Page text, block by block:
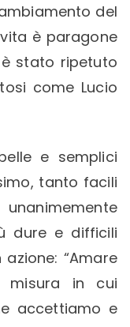
del
è paragone
stato ripetuto
come Lucio
e semplici
tanto facili
dure e difficili
“Amare
misura in cui
accettiamo e